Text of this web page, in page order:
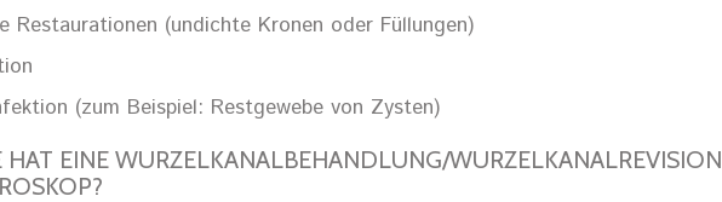
Restaurationen (undichte Kronen oder Füllungen)
(zum Beispiel: Restgewebe von Zysten)
HAT EINE WURZELKANALBEHANDLUNG/WURZELKANALREVISION